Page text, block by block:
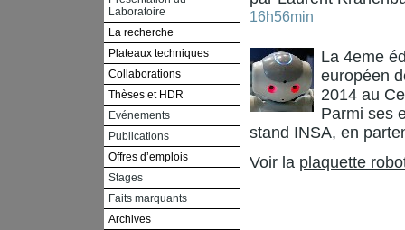
Laboratoire
La recherche
Plateaux techniques
Collaborations
Thèses et HDR
Evénements
Publications
Offres d’emplois
Stages
Faits marquants
Archives
16h56min
La 4eme
européen
2014 au
Parmi ses
stand INSA, en
Voir la plaquette